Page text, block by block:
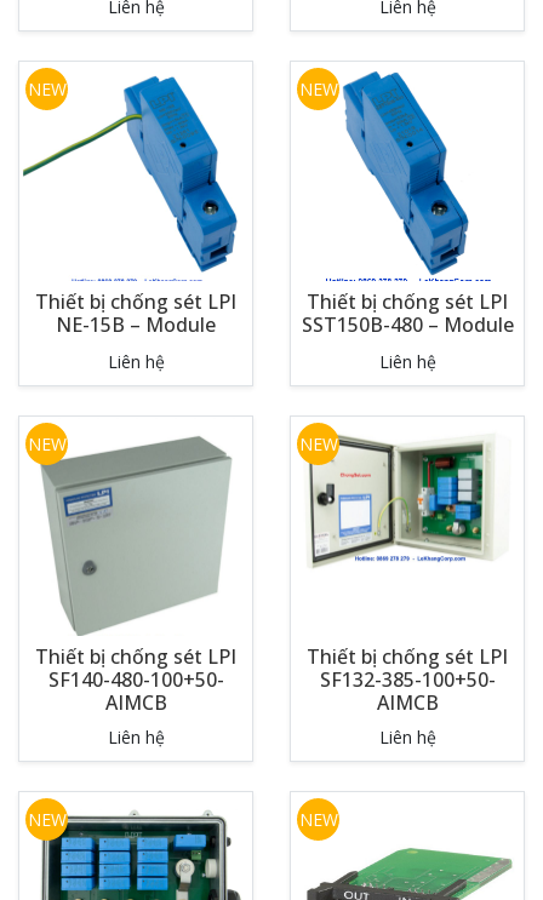
Liên hệ Liên hệ
NEW
Thiết bị chống sét LPI
NE-15B – Module
Liên hệ
NEW
Thiết bị chống sét LPI
SST150B-480 – Module
Liên hệ
NEW
Thiết bị chống sét LPI
SF140-480-100+50-
AIMCB
Liên hệ
NEW
Thiết bị chống sét LPI
SF132-385-100+50-
AIMCB
Liên hệ
NEW NEW